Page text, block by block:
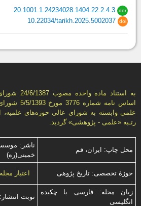
dor
20.1001.1.24234028.1404.22.2.4.3
doi
10.22034/tarikh.2025.5002037
به استناد
اساس نامه
رتـبه «علمی - پژوهشی» گرديد.
محل چاپ: ایران، قم
ناشر:
خمینی(ره)
حوزۀ تخصصی: تاریخ پژوهی اعتبار
زبان مجله: فارسی با چكیده
انگلیسی
نوبت